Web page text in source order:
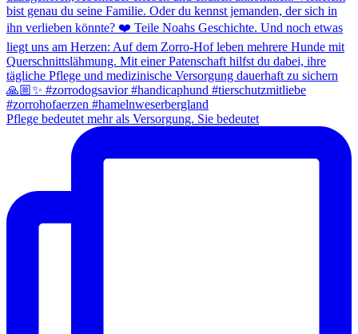
Pflege bedeutet mehr als Versorgung. Sie bedeutet